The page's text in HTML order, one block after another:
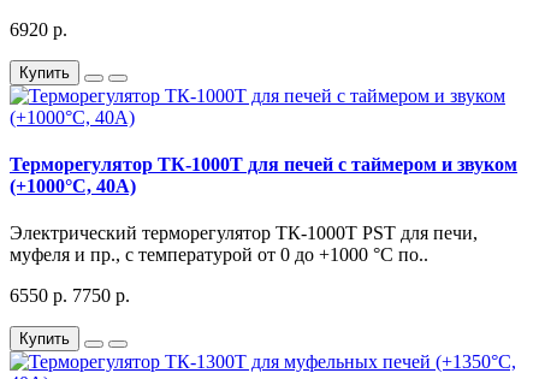
6920 р.
Купить
Терморегулятор ТК-1000Т для печей с таймером и звуком
(+1000°C, 40А)
Электрический терморегулятор ТК-1000Т PST для печи,
муфеля и пр., с температурой от 0 до +1000 °C по..
6550 р. 7750 р.
Купить